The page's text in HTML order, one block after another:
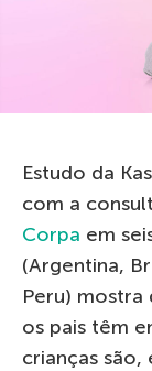
Estudo da
com a
Corpa em
(Argentina,
Peru) mostra
os pais têm
crianças